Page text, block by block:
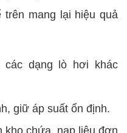
trên mang lại hiệu quả
dạng lò hơi khác
giữ áp suất ổn định.